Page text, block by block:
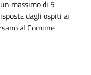
massimo di 5
dagli ospiti ai
al Comune.